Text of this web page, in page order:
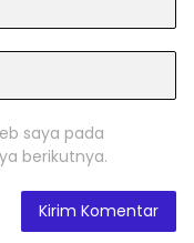
saya pada
berikutnya.